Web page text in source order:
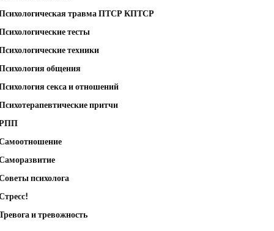
травма ПТСР КПТСР
тесты
техники
общения
секса и отношений
притчи
психолога
и тревожность